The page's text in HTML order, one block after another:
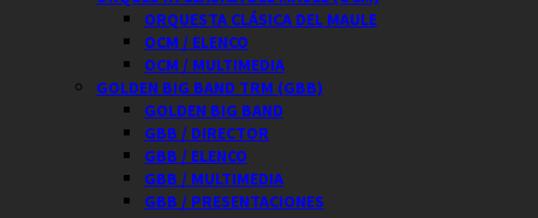
ORQUESTA CLÁSICA DEL MAULE
OCM / ELENCO
OCM / MULTIMEDIA
GOLDEN BIG BAND TRM (GBB)
GOLDEN BIG BAND
GBB / DIRECTOR
GBB / ELENCO
GBB / MULTIMEDIA
GBB / PRESENTACIONES